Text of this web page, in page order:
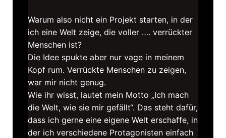
Warum also nicht ein Projekt starten, in der
ich eine Welt zeige, die voller …. verrückter
Menschen ist?
Die Idee spukte aber nur vage in meinem
Kopf rum. Verrückte Menschen zu zeigen,
war mir nicht genug.
Wie ihr wisst, lautet mein Motto „Ich mach
die Welt, wie sie mir gefällt“. Das steht dafür,
dass ich gerne eine eigene Welt erschaffe, in
der ich verschiedene Protagonisten einfach